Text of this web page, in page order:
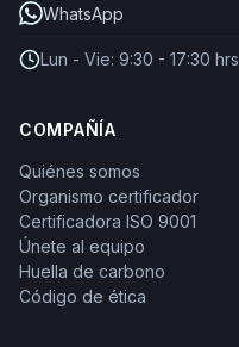
WhatsApp
Lun - Vie: 9:30 - 17:30 hrs
COMPAÑÍA
Quiénes somos
Organismo certificador
Certificadora ISO 9001
Únete al equipo
Huella de carbono
Código de ética